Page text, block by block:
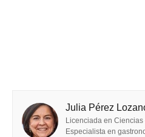
Julia Pérez
Licenciada en
Especialista en